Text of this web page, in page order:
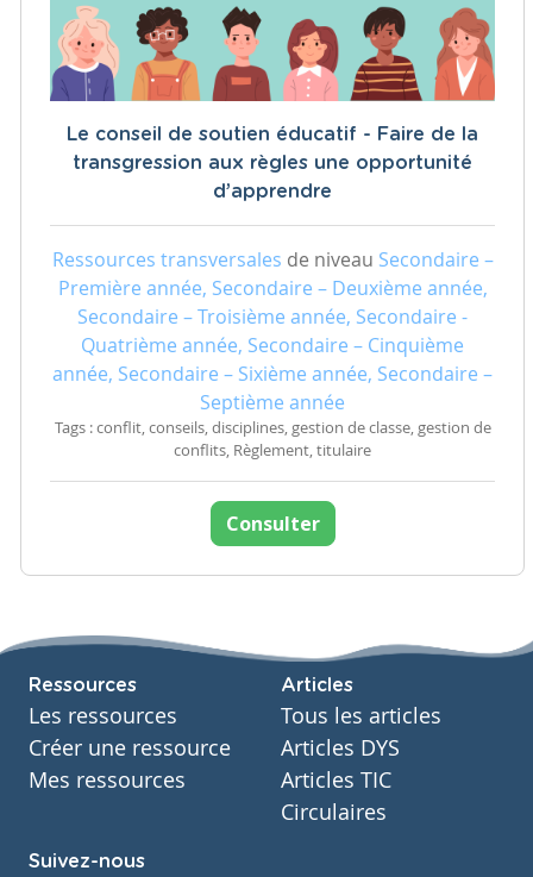
Le conseil de soutien éducatif - Faire de la
transgression aux règles une opportunité
d’apprendre
Ressources transversales de niveau Secondaire –
Première année, Secondaire – Deuxième année,
Secondaire – Troisième année, Secondaire -
Quatrième année, Secondaire – Cinquième
année, Secondaire – Sixième année, Secondaire –
Septième année
Tags : conflit, conseils, disciplines, gestion de classe, gestion de
conflits, Règlement, titulaire
Consulter
Ressources
Les ressources
Créer une ressource
Mes ressources
Articles
Tous les articles
Articles DYS
Articles TIC
Circulaires
Suivez-nous